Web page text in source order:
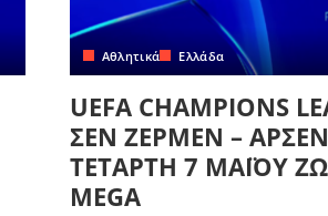
Αθλητικά Ελλάδα
UEFA CHAMPIONS
ΣΕΝ ΖΕΡΜΕΝ –
ΤΕΤΑΡΤΗ 7 ΜΑΪΟΥ
MEGA